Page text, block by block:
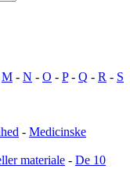
M - N - O - P- Q - R - S
- Medicinske
materiale - De 10